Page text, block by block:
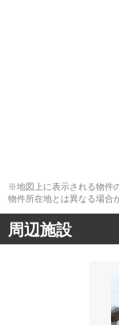
※地図上に表示される物件
物件所在地とは異なる場合
周辺施設